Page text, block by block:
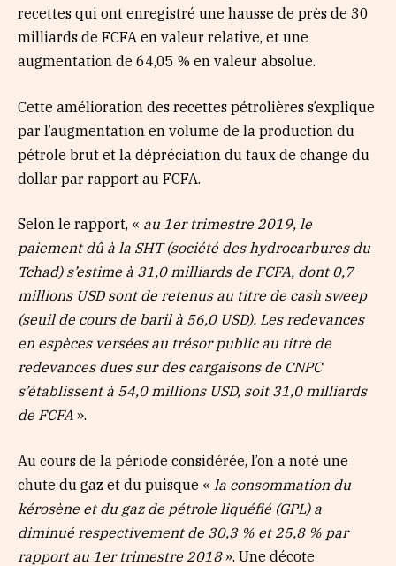
recettes qui ont enregistré une hausse de près de 30
milliards de FCFA en valeur relative, et une
augmentation de 64,05 % en valeur absolue.
Cette amélioration des recettes pétrolières s’explique
par l’augmentation en volume de la production du
pétrole brut et la dépréciation du taux de change du
dollar par rapport au FCFA.
Selon le rapport, « au 1er trimestre 2019, le
paiement dû à la SHT (société des hydrocarbures du
Tchad) s’estime à 31,0 milliards de FCFA, dont 0,7
millions USD sont de retenus au titre de cash sweep
(seuil de cours de baril à 56,0 USD). Les redevances
en espèces versées au trésor public au titre de
redevances dues sur des cargaisons de CNPC
s’établissent à 54,0 millions USD, soit 31,0 milliards
de FCFA ».
Au cours de la période considérée, l’on a noté une
chute du gaz et du puisque « la consommation du
kérosène et du gaz de pétrole liquéfié (GPL) a
diminué respectivement de 30,3 % et 25,8 % par
rapport au 1er trimestre 2018». Une décote